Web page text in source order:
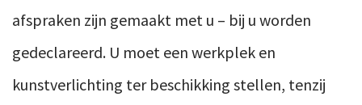
afspraken zijn gemaakt met u – bij u worden
gedeclareerd. U moet een werkplek en
kunstverlichting ter beschikking stellen, tenzij